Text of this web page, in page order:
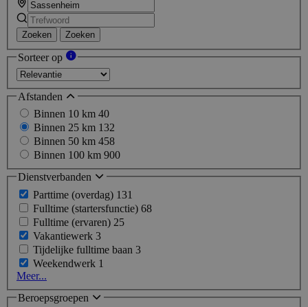
Zoeken Zoeken
Sorteer op
Afstanden
Binnen 10 km 40
Binnen 25 km 132
Binnen 50 km 458
Binnen 100 km 900
Dienstverbanden
Parttime (overdag) 131
Fulltime (startersfunctie) 68
Fulltime (ervaren) 25
Vakantiewerk 3
Tijdelijke fulltime baan 3
Weekendwerk 1
Meer...
Beroepsgroepen